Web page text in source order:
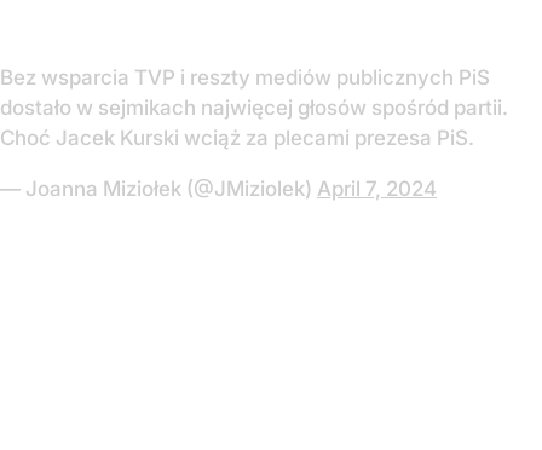
Bez wsparcia TVP i reszty mediów publicznych PiS
dostało w sejmikach najwięcej głosów spośród partii.
Choć Jacek Kurski wciąż za plecami prezesa PiS.
— Joanna Miziołek (@JMiziolek) April 7, 2024